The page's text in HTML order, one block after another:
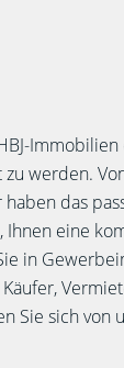
werden.
das
Ihnen eine
in
Sie sich von